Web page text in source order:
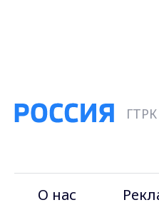
О нас